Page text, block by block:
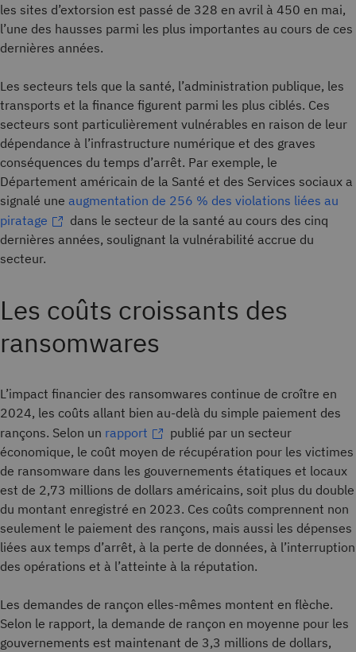
les sites d’extorsion est passé de 328 en avril à 450 en mai,
l’une des hausses parmi les plus importantes au cours de ces
dernières années.
Les secteurs tels que la santé, l’administration publique, les
transports et la finance figurent parmi les plus ciblés. Ces
secteurs sont particulièrement vulnérables en raison de leur
dépendance à l’infrastructure numérique et des graves
conséquences du temps d’arrêt. Par exemple, le
Département américain de la Santé et des Services sociaux a
signalé une augmentation de 256 % des violations liées au
piratage
dans le secteur de la santé au cours des cinq
dernières années, soulignant la vulnérabilité accrue du
secteur.
Les coûts croissants des
ransomwares
L’impact financier des ransomwares continue de croître en
2024, les coûts allant bien au-delà du simple paiement des
rançons. Selon un rapport
publié par un secteur
économique, le coût moyen de récupération pour les victimes
de ransomware dans les gouvernements étatiques et locaux
est de 2,73 millions de dollars américains, soit plus du double
du montant enregistré en 2023. Ces coûts comprennent non
seulement le paiement des rançons, mais aussi les dépenses
liées aux temps d’arrêt, à la perte de données, à l’interruption
des opérations et à l’atteinte à la réputation.
Les demandes de rançon elles-mêmes montent en flèche.
Selon le rapport, la demande de rançon en moyenne pour les
gouvernements est maintenant de 3,3 millions de dollars,